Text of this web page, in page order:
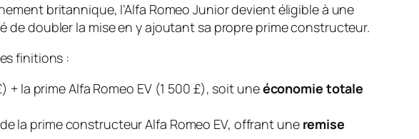
britannique, l’Alfa Romeo Junior devient éligible à une
de doubler la mise en y ajoutant sa propre prime constructeur.
finitions :
+ la prime Alfa Romeo EV (1 500 £), soit uneéconomie totale
la prime constructeur Alfa Romeo EV, offrant une remise